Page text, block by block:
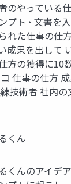
のやっている
プト ‣ 文書を入
れた仕事の仕
成果を出して
方の獲得に10
仕事の仕方
技術者 社内の
くん
くんのアイデ